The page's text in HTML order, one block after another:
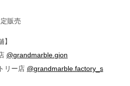
販売
@grandmarble.gion
リー店 @grandmarble.factory_s